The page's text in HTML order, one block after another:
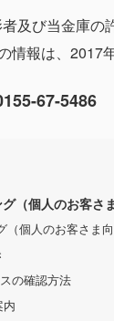
及び当金庫の
情報は、2017
67-5486
（個人のお客さ
（個人のお客さま
の確認方法
内